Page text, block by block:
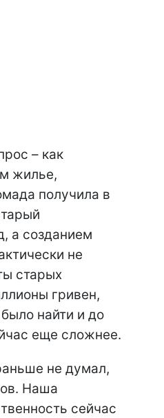
– как
жилье,
получила в
а созданием
не
старых
гривен,
найти и до
еще сложнее.
не думал,
Наша
сейчас